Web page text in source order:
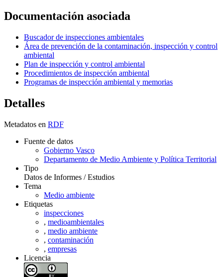
Documentación asociada
Buscador de inspecciones ambientales
Área de prevención de la contaminación, inspección y control
ambiental
Plan de inspección y control ambiental
Procedimientos de inspección ambiental
Programas de inspección ambiental y memorias
Detalles
Metadatos en RDF
Fuente de datos
Gobierno Vasco
Departamento de Medio Ambiente y Política Territorial
Tipo
Datos de Informes / Estudios
Tema
Medio ambiente
Etiquetas
inspecciones
, medioambientales
, medio ambiente
, contaminación
, empresas
Licencia